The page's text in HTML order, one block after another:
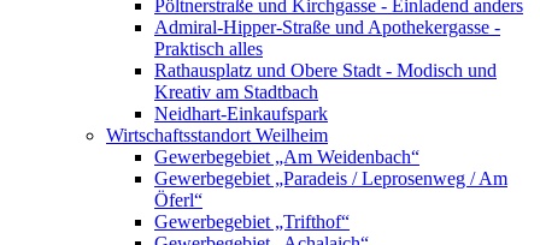
Pöltnerstraße und Kirchgasse - Einladend anders
Admiral-Hipper-Straße und Apothekergasse -
Praktisch alles
Rathausplatz und Obere Stadt - Modisch und
Kreativ am Stadtbach
Neidhart-Einkaufspark
Wirtschaftsstandort Weilheim
Gewerbegebiet „Am Weidenbach“
Gewerbegebiet „Paradeis / Leprosenweg / Am
Öferl“
Gewerbegebiet „Trifthof“